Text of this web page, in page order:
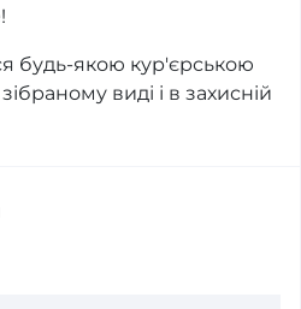
будь-якою кур'єрською
виді і в захисній